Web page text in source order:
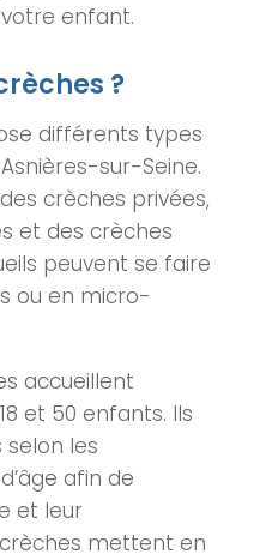
enfant.
?
différents types
Asnières-sur-Seine.
crèches privées,
et des crèches
peuvent se faire
ou en micro-
accueillent
et 50 enfants. Ils
les
afin de
et leur
crèches mettent en